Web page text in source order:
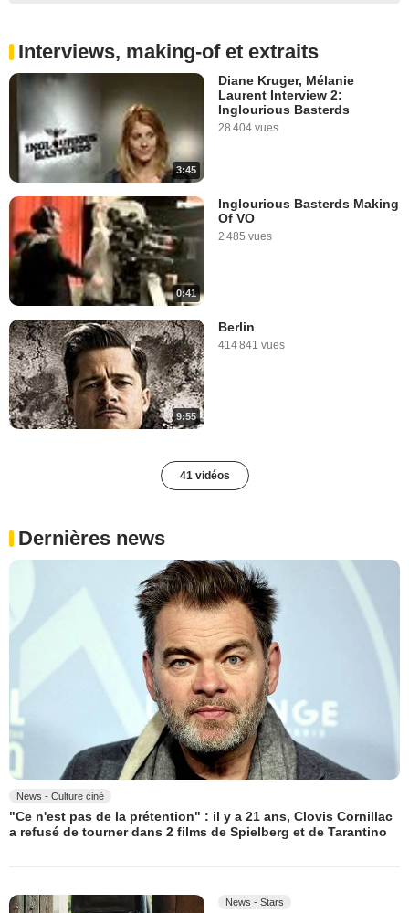
Interviews, making-of et extraits
3:45
Diane Kruger, Mélanie
Laurent Interview 2:
Inglourious Basterds
28 404 vues
0:41
Inglourious Basterds Making
Of VO
2 485 vues
9:55
Berlin
414 841 vues
41 vidéos
Dernières news
News - Culture ciné
"Ce n'est pas de la prétention" : il y a 21 ans, Clovis Cornillac
a refusé de tourner dans 2 films de Spielberg et de Tarantino
News - Stars